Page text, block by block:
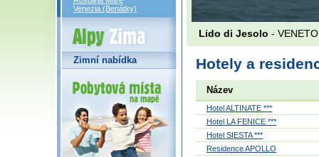
Lido di Jesolo -
Hotely a
Název
Hotel ALTINATE ***
Hotel LA FENICE ***
Hotel SIESTA ***
Residence APOLLO
Venezia (Benátky)
Alpy Zima
Zimní nabídka